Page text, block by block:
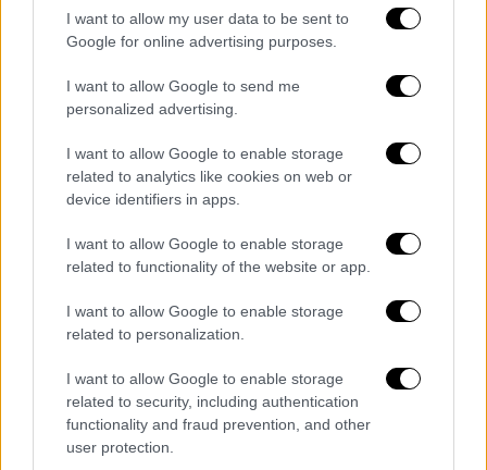
I want to allow my user data to be sent to
Google for online advertising purposes.
I want to allow Google to send me
personalized advertising.
I want to allow Google to enable storage
related to analytics like cookies on web or
device identifiers in apps.
I want to allow Google to enable storage
related to functionality of the website or app.
I want to allow Google to enable storage
related to personalization.
I want to allow Google to enable storage
related to security, including authentication
functionality and fraud prevention, and other
user protection.
Ελλάδα|12.02.2026 15:36
Τσικνοπέμπτη: Ένα μεγάλο παραδοσιακό
γλέντι το κέντρο της Αθήνας - Τι είναι
το έθιμο των Κορδελάτων
«Έχουμε πολύ κόσμο και προμηνύεται μια
πολλά υποσχόμενη ημέρα με πολύ κέφι και
όλο το πνεύμα που θέλουμε να υπάρξει στην